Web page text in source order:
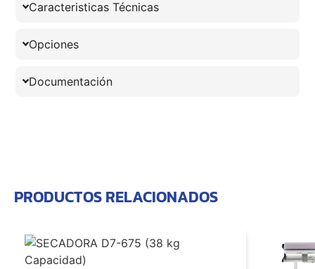
Caracteristicas Técnicas
Opciones
Documentación
PRODUCTOS RELACIONADOS